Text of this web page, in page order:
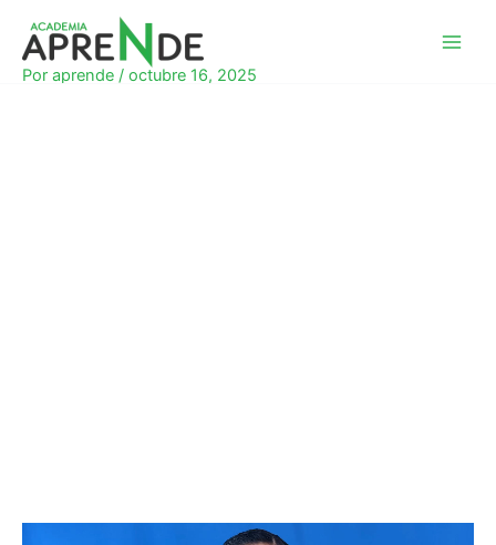
contenido
Por aprende / octubre 16, 2025